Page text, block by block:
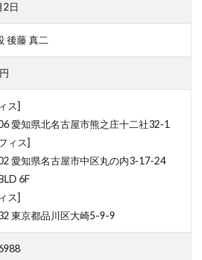
2日
後藤 真二
ス]
愛知県北名古屋市熊之庄十二社32-1
ィス]
愛知県名古屋市中区丸の内3-17-24
6F
ス]
東京都品川区大崎5-9-9